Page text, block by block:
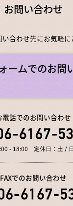
お問い合わせ
合わせ先にお気軽に
ームでのお問
電話でのお問い合わせ
- 18:00 定休日：土 /
FAXでのお問い合わせ